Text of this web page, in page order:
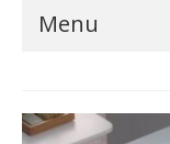
Menu
AZIENDA